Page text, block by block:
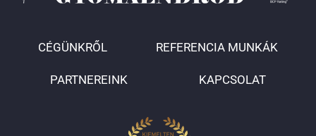
CÉGÜNKRŐL REFERENCIA MUNKÁK
PARTNEREINK KAPCSOLAT